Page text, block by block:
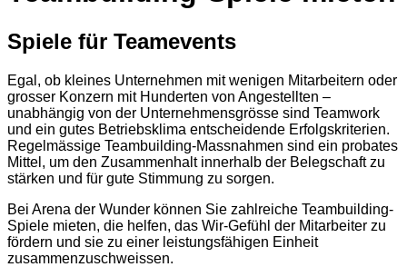
Spiele für Teamevents
Egal, ob kleines Unternehmen mit wenigen Mitarbeitern oder
grosser Konzern mit Hunderten von Angestellten –
unabhängig von der Unternehmensgrösse sind Teamwork
und ein gutes Betriebsklima entscheidende Erfolgskriterien.
Regelmässige Teambuilding-Massnahmen sind ein probates
Mittel, um den Zusammenhalt innerhalb der Belegschaft zu
stärken und für gute Stimmung zu sorgen.
Bei Arena der Wunder können Sie zahlreiche Teambuilding-
Spiele mieten, die helfen, das Wir-Gefühl der Mitarbeiter zu
fördern und sie zu einer leistungsfähigen Einheit
zusammenzuschweissen.